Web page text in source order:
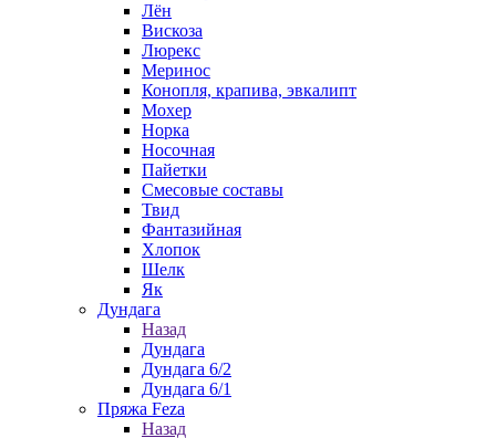
Лён
Вискоза
Люрекс
Меринос
Конопля, крапива, эвкалипт
Мохер
Норка
Носочная
Пайетки
Смесовые составы
Твид
Фантазийная
Хлопок
Шелк
Як
Дундага
Назад
Дундага
Дундага 6/2
Дундага 6/1
Пряжа Feza
Назад